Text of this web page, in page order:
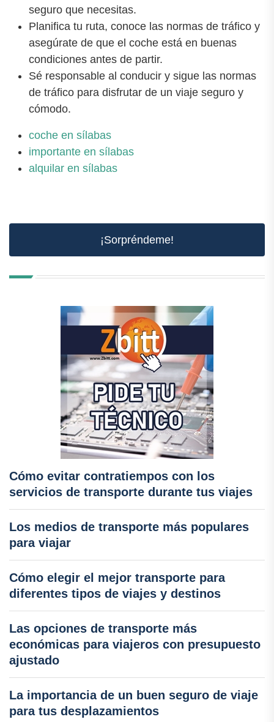
seguro que necesitas.
Planifica tu ruta, conoce las normas de tráfico y
asegúrate de que el coche está en buenas
condiciones antes de partir.
Sé responsable al conducir y sigue las normas
de tráfico para disfrutar de un viaje seguro y
cómodo.
coche en sílabas
importante en sílabas
alquilar en sílabas
¡Sorpréndeme!
Cómo evitar contratiempos con los
servicios de transporte durante tus viajes
Los medios de transporte más populares
para viajar
Cómo elegir el mejor transporte para
diferentes tipos de viajes y destinos
Las opciones de transporte más
económicas para viajeros con presupuesto
ajustado
La importancia de un buen seguro de viaje
para tus desplazamientos